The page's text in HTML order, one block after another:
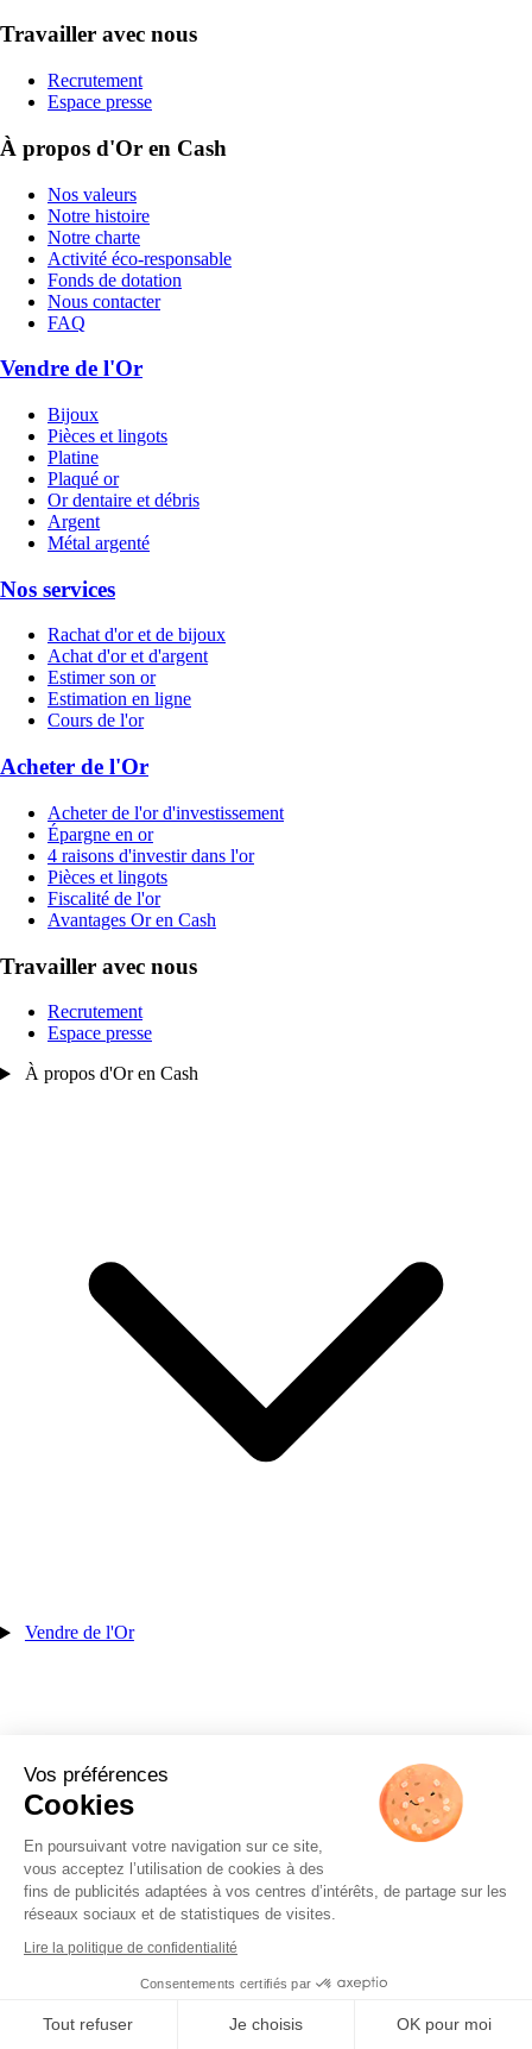
Vos préférences
Cookies
En poursuivant votre navigation sur ce site,
vous acceptez l’utilisation de cookies à des
fins de publicités adaptées à vos centres d’intérêts, de partage sur les
réseaux sociaux et de statistiques de visites.
Lire la politique de confidentialité
Consentements certifiés par
Tout refuser Je choisis OK pour moi
Travailler avec nous
Recrutement
Espace presse
À propos d'Or en Cash
Nos valeurs
Notre histoire
Notre charte
Activité éco-responsable
Fonds de dotation
Nous contacter
FAQ
Vendre de l'Or
Bijoux
Pièces et lingots
Platine
Plaqué or
Or dentaire et débris
Argent
Métal argenté
Nos services
Rachat d'or et de bijoux
Achat d'or et d'argent
Estimer son or
Estimation en ligne
Cours de l'or
Acheter de l'Or
Acheter de l'or d'investissement
Épargne en or
4 raisons d'investir dans l'or
Pièces et lingots
Fiscalité de l'or
Avantages Or en Cash
Travailler avec nous
Recrutement
Espace presse
À propos d'Or en Cash
Vendre de l'Or